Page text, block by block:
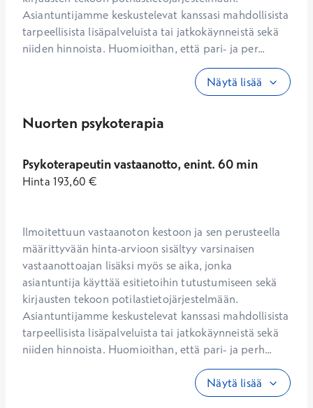
Asiantuntijamme keskustelevat kanssasi mahdollisista
tarpeellisista lisäpalveluista tai jatkokäynneistä sekä
niiden hinnoista. Huomioithan, että pari- ja per...
Näytä lisää
Nuorten psykoterapia
Psykoterapeutin vastaanotto, enint. 60 min
Hinta 193,60 €
Ilmoitettuun vastaanoton kestoon ja sen perusteella
määrittyvään hinta-arvioon sisältyy varsinaisen
vastaanottoajan lisäksi myös se aika, jonka
asiantuntija käyttää esitietoihin tutustumiseen sekä
kirjausten tekoon potilastietojärjestelmään.
Asiantuntijamme keskustelevat kanssasi mahdollisista
tarpeellisista lisäpalveluista tai jatkokäynneistä sekä
niiden hinnoista. Huomioithan, että pari- ja perh...
Näytä lisää